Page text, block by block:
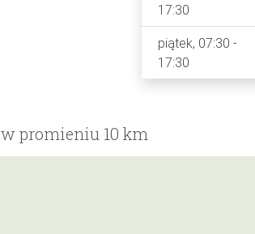
17:30
piątek, 07:30 -
17:30
promieniu 10 km